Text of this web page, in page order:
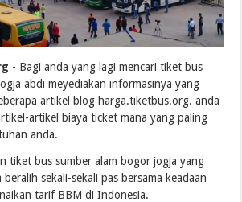
- Bagi anda yang lagi mencari tiket bus
abdi meyediakan informasinya yang
artikel blog harga.tiketbus.org. anda
artikel biaya ticket mana yang paling
anda.
tiket bus sumber alam bogor jogja yang
sekali-sekali pas bersama keadaan
tarif BBM di Indonesia.